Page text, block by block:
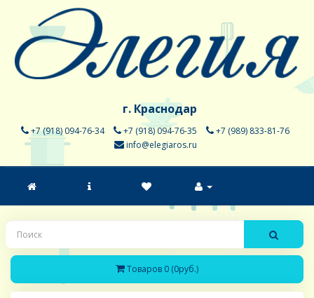
г. Краснодар
+7 (918) 094-76-34 +7 (918) 094-76-35
+7 (989) 833-81-76
info@elegiaros.ru
Товаров 0 (0руб.)